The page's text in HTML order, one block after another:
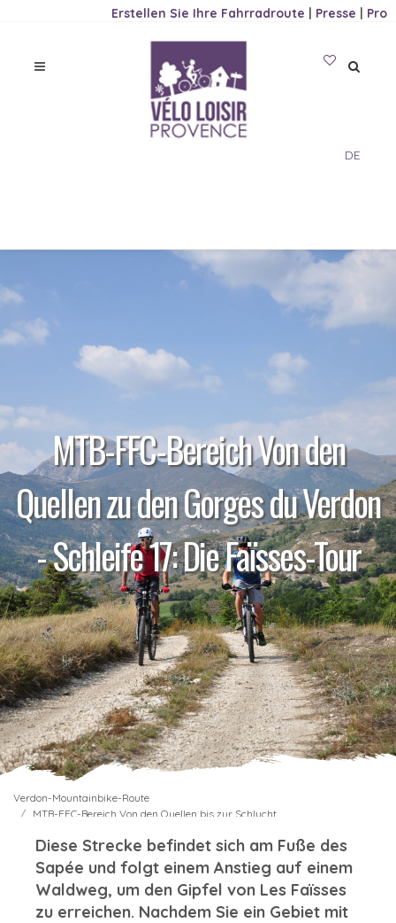
Erstellen Sie Ihre Fahrradroute | Presse | Pro
DE
MTB-FFC-Bereich Von den
Quellen zu den Gorges du Verdon
- Schleife 17: Die Faïsses-Tour
Verdon-Mountainbike-Route
MTB-FFC-Bereich Von den Quellen bis zur Schlucht
Die Faïsses-Tour
Diese Strecke befindet sich am Fuße des
Sapée und folgt einem Anstieg auf einem
Waldweg, um den Gipfel von Les Faïsses
zu erreichen. Nachdem Sie ein Gebiet mit